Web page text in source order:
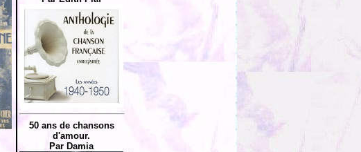
50 ans de chansons
d'amour.
Par Damia